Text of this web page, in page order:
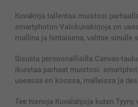
Kännykkä & Tabletti
MyNameBook
Valokuvakehykset & Lisätarvikkeet
Lahjakortti
Kaikki kuvatuotteet
Sivukartta
Ehdot/takuut
smartbonus
Hinnat & maksutavat
Kuvakirja tallentaa muistosi
smartphoton Valokuvakirjoja on
mallina ja hintaisena, valitse sinulle
Sisusta persoonallisilla Canvas-
ikuistaa parhaat muistosi.
useassa eri koossa, malleissa ja
Tee hienoja Kuvalahjoja kuten Tyyny